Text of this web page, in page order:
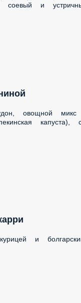
овощной микс